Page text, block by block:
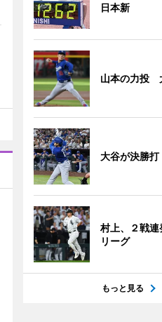
日本新
山本の力投
大谷が決勝
村上、２戦
リーグ
もっと見る